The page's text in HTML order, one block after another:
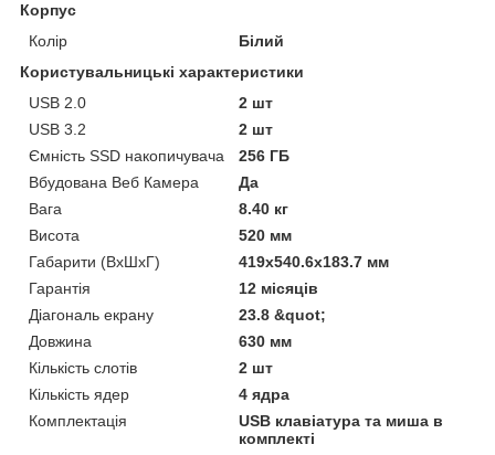
Корпус
Колір
Білий
Користувальницькі характеристики
USB 2.0
2 шт
USB 3.2
2 шт
Ємність SSD накопичувача
256 ГБ
Вбудована Веб Камера
Да
Вага
8.40 кг
Висота
520 мм
Габарити (ВхШхГ)
419x540.6x183.7 мм
Гарантія
12 місяців
Діагональ екрану
23.8 &quot;
Довжина
630 мм
Кількість слотів
2 шт
Кількість ядер
4 ядра
Комплектація
USB клавіатура та миша в
комплекті